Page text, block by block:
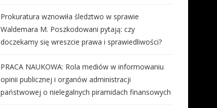
Prokuratura wznowiła śledztwo w sprawie
Waldemara M. Poszkodowani pytają: czy
doczekamy się wreszcie prawa i sprawiedliwości?
PRACA NAUKOWA: Rola mediów w informowaniu
opinii publicznej i organów administracji
państwowej o nielegalnych piramidach finansowych